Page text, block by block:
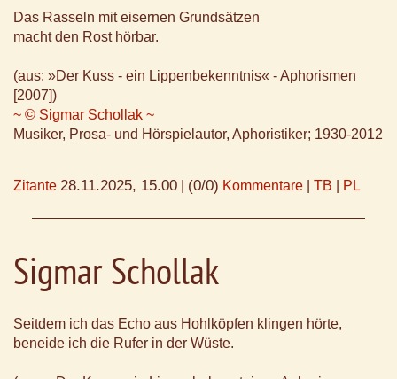
Das Rasseln mit eisernen Grundsätzen
macht den Rost hörbar.
(aus: »Der Kuss - ein Lippenbekenntnis« - Aphorismen
[2007])
~ © Sigmar Schollak ~
Musiker, Prosa- und Hörspielautor, Aphoristiker; 1930-2012
Zitante 28.11.2025, 15.00 (0/0) Kommentare TB PL
Sigmar Schollak
Seitdem ich das Echo aus Hohlköpfen klingen hörte,
beneide ich die Rufer in der Wüste.